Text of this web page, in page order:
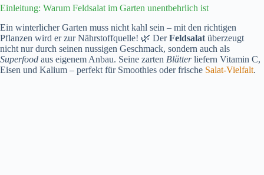
Einleitung: Warum Feldsalat im Garten unentbehrlich ist
Ein winterlicher Garten muss nicht kahl sein – mit den richtigen
Pflanzen wird er zur Nährstoffquelle! 🌿 DerFeldsalat überzeugt
nicht nur durch seinen nussigen Geschmack, sondern auch als
Superfood aus eigenem Anbau. Seine zarten Blätterliefern Vitamin C,
Eisen und Kalium – perfekt für Smoothies oder frische Salat-Vielfalt.